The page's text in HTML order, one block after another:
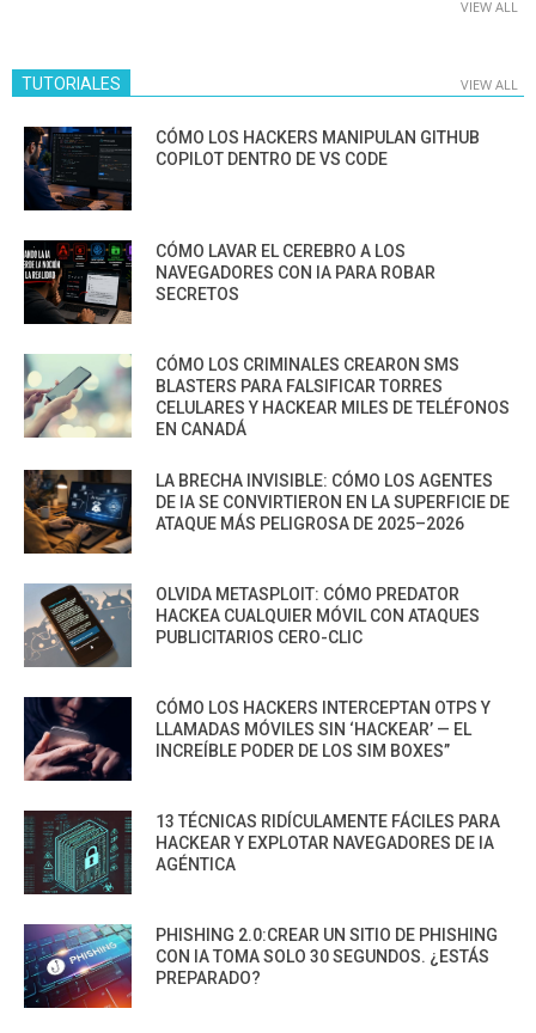
VIEW ALL
TUTORIALES VIEW ALL
CÓMO LOS HACKERS MANIPULAN GITHUB
COPILOT DENTRO DE VS CODE
CÓMO LAVAR EL CEREBRO A LOS
NAVEGADORES CON IA PARA ROBAR
SECRETOS
CÓMO LOS CRIMINALES CREARON SMS
BLASTERS PARA FALSIFICAR TORRES
CELULARES Y HACKEAR MILES DE TELÉFONOS
EN CANADÁ
LA BRECHA INVISIBLE: CÓMO LOS AGENTES
DE IA SE CONVIRTIERON EN LA SUPERFICIE DE
ATAQUE MÁS PELIGROSA DE 2025–2026
OLVIDA METASPLOIT: CÓMO PREDATOR
HACKEA CUALQUIER MÓVIL CON ATAQUES
PUBLICITARIOS CERO-CLIC
CÓMO LOS HACKERS INTERCEPTAN OTPS Y
LLAMADAS MÓVILES SIN ‘HACKEAR’ — EL
INCREÍBLE PODER DE LOS SIM BOXES”
13 TÉCNICAS RIDÍCULAMENTE FÁCILES PARA
HACKEAR Y EXPLOTAR NAVEGADORES DE IA
AGÉNTICA
PHISHING 2.0:CREAR UN SITIO DE PHISHING
CON IA TOMA SOLO 30 SEGUNDOS. ¿ESTÁS
PREPARADO?